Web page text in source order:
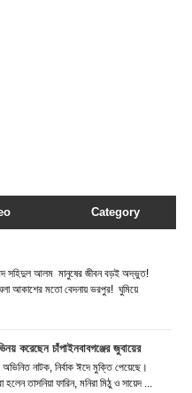
Category
সহিদুল আলম মানুষের জীবন বড়ই অদ্ভুত!
আকাশের মতো বেদনায় ভরপুর! ঘুমিয়ে
করেছেন চাঁপাইনবাবগঞ্জের জুবায়ের
অভিনিত নাটক, নির্বাক ঈদে মুক্তি পেয়েছে।
হলেন তাসনিয়া ফারিন, মনিরা মিঠু ও সায়েদ ...